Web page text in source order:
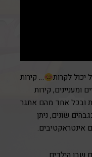
יכול לקרות
… קירות
ומעניינים, קירות
ובכל אחד מהם אתגר
שונים, ניתן